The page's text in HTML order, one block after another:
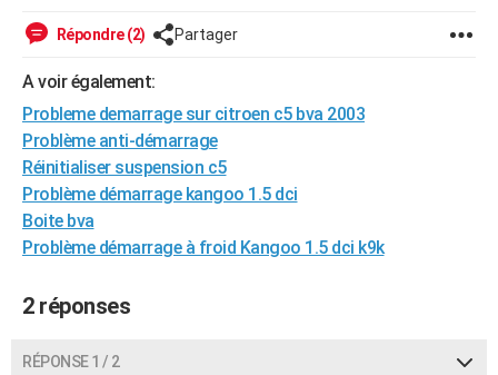
Alimentation
Guide de la santé
Maladies
Médicaments
Sommeil
VOYAGE
Destinations
City break
Voyage nature
Voyage de noces
Forum
Climat
PHOTO
GUIDES D'ACHAT
BONS PLANS
CARTE DE VOEUX
Carte de Noël
Carte Bonne année
Carte Saint-Valentin
Carte Pâques
Carte d'anniversaire
DICTIONNAIRE
Dictionnaire
Biographies
Citations
Expressions
Proverbes
PROGRAMME TV
Répondre (2) Partager
A voir également:
Probleme demarrage sur citroen c5 bva 2003
Problème anti-démarrage
Réinitialiser suspension c5
Problème démarrage kangoo 1.5 dci
Boite bva
Problème démarrage à froid Kangoo 1.5 dci k9k
2 réponses
RÉPONSE 1 / 2